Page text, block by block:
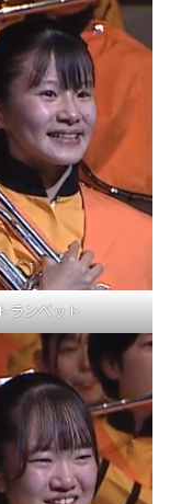
トランペット